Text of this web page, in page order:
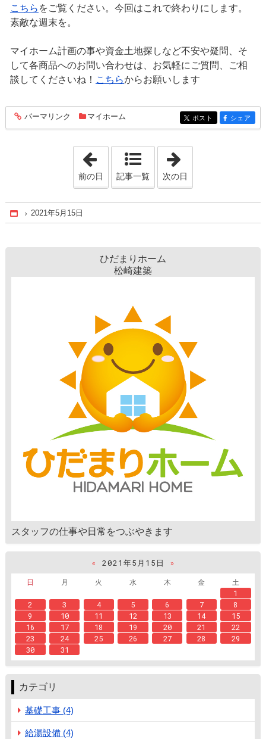
こちら をご覧ください。今回はこれで終わりにします。
素敵な週末を。
マイホーム計画の事や資金土地探しなど不安や疑問、そ
して各商品へのお問い合わせは、お気軽にご質問、ご相
談してくださいね！ こちらからお願いします
entry701
パーマリンク マイホーム entry701
ポスト entry701
シェア
「2021年5月14日」
前の日 記事一覧 次の日
Home
2021年5月15日
ひだまりホーム
松崎建築
スタッフの仕事や日常をつぶやきます
« 2021年5月15日
»
日
月 火 水 木 金
土
1
2
3 4 5 6 7
8
9
10 11 12 13 14
15
16
17 18 19 20 21
22
23
24 25 26 27 28
29
30
31
カテゴリ
基礎工事 (4)
給湯設備 (4)